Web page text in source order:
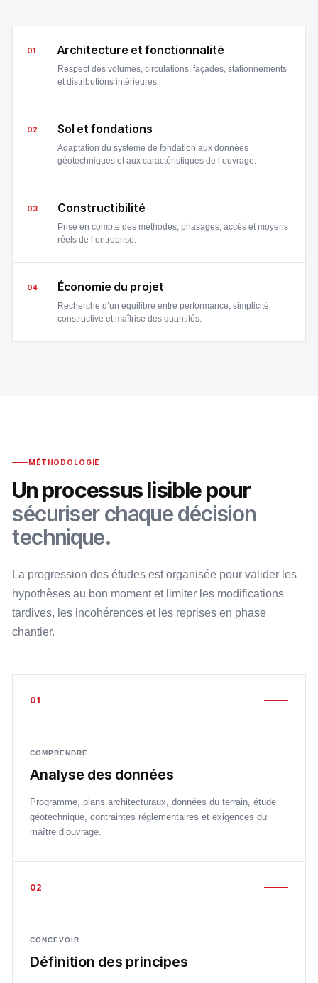
01 Architecture et fonctionnalité
Respect des volumes, circulations, façades, stationnements
et distributions intérieures.
02 Sol et fondations
Adaptation du système de fondation aux données
géotechniques et aux caractéristiques de l’ouvrage.
03 Constructibilité
Prise en compte des méthodes, phasages, accès et moyens
réels de l’entreprise.
04 Économie du projet
Recherche d’un équilibre entre performance, simplicité
constructive et maîtrise des quantités.
MÉTHODOLOGIE
Un processus lisible pour
sécuriser chaque décision
technique.
La progression des études est organisée pour valider les
hypothèses au bon moment et limiter les modifications
tardives, les incohérences et les reprises en phase
chantier.
01
COMPRENDRE
Analyse des données
Programme, plans architecturaux, données du terrain, étude
géotechnique, contraintes réglementaires et exigences du
maître d’ouvrage.
02
CONCEVOIR
Définition des principes